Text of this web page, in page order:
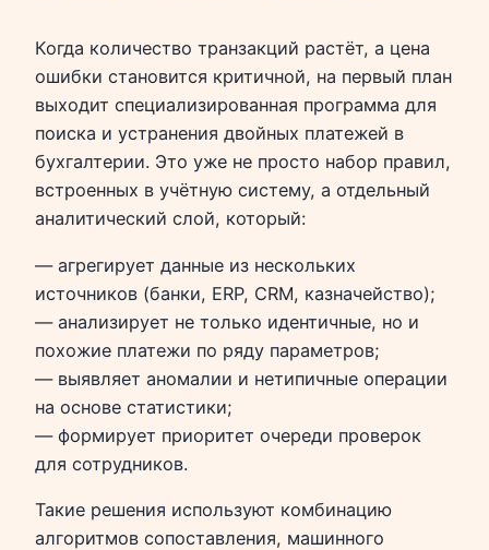
Когда количество транзакций растёт, а цена
ошибки становится критичной, на первый план
выходит специализированная программа для
поиска и устранения двойных платежей в
бухгалтерии. Это уже не просто набор правил,
встроенных в учётную систему, а отдельный
аналитический слой, который:
— агрегирует данные из нескольких
источников (банки, ERP, CRM, казначейство);
— анализирует не только идентичные, но и
похожие платежи по ряду параметров;
— выявляет аномалии и нетипичные операции
на основе статистики;
— формирует приоритет очереди проверок
для сотрудников.
Такие решения используют комбинацию
алгоритмов сопоставления, машинного